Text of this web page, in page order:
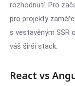
rozhodnutí. Pro
pro projekty
s vestavěným SSR
váš širší stack.
React vs